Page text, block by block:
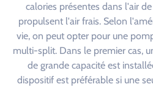
calories présentes dans l'air
propulsent l'air frais. Selon
vie, on peut opter pour une
multi-split. Dans le premier cas,
de grande capacité est
dispositif est préférable si une